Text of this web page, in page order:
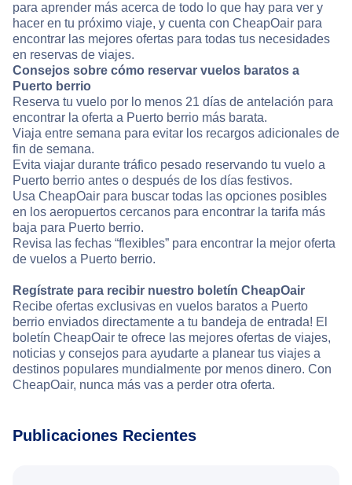
para aprender más acerca de todo lo que hay para ver y
hacer en tu próximo viaje, y cuenta con CheapOair para
encontrar las mejores ofertas para todas tus necesidades
en reservas de viajes.
Consejos sobre cómo reservar vuelos baratos a
Puerto berrio
Reserva tu vuelo por lo menos 21 días de antelación para
encontrar la oferta a Puerto berrio más barata.
Viaja entre semana para evitar los recargos adicionales de
fin de semana.
Evita viajar durante tráfico pesado reservando tu vuelo a
Puerto berrio antes o después de los días festivos.
Usa CheapOair para buscar todas las opciones posibles
en los aeropuertos cercanos para encontrar la tarifa más
baja para Puerto berrio.
Revisa las fechas “flexibles” para encontrar la mejor oferta
de vuelos a Puerto berrio.
Regístrate para recibir nuestro boletín CheapOair
Recibe ofertas exclusivas en vuelos baratos a Puerto
berrio enviados directamente a tu bandeja de entrada! El
boletín CheapOair te ofrece las mejores ofertas de viajes,
noticias y consejos para ayudarte a planear tus viajes a
destinos populares mundialmente por menos dinero. Con
CheapOair, nunca más vas a perder otra oferta.
Publicaciones Recientes